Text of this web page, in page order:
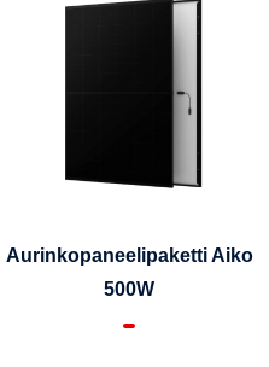
Aurinkopaneelipaketti Aiko
500W